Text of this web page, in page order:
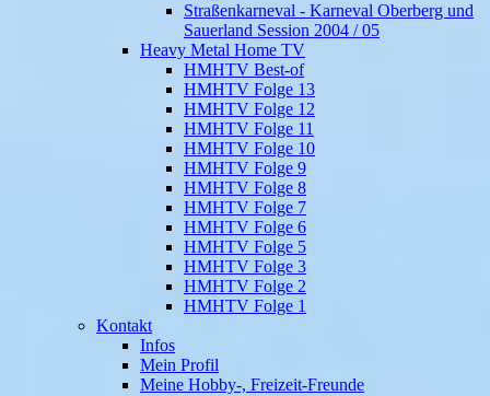
Straßenkarneval - Karneval Oberberg und
Sauerland Session 2004 / 05
Heavy Metal Home TV
HMHTV Best-of
HMHTV Folge 13
HMHTV Folge 12
HMHTV Folge 11
HMHTV Folge 10
HMHTV Folge 9
HMHTV Folge 8
HMHTV Folge 7
HMHTV Folge 6
HMHTV Folge 5
HMHTV Folge 3
HMHTV Folge 2
HMHTV Folge 1
Kontakt
Infos
Mein Profil
Meine Hobby-, Freizeit-Freunde